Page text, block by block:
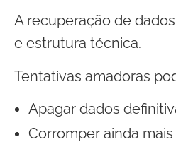
A recuperação de
e estrutura técnica.
Tentativas amadoras
Apagar dados
Corromper ainda